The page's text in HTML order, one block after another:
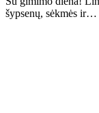
šypsenų, sėkmės ir…